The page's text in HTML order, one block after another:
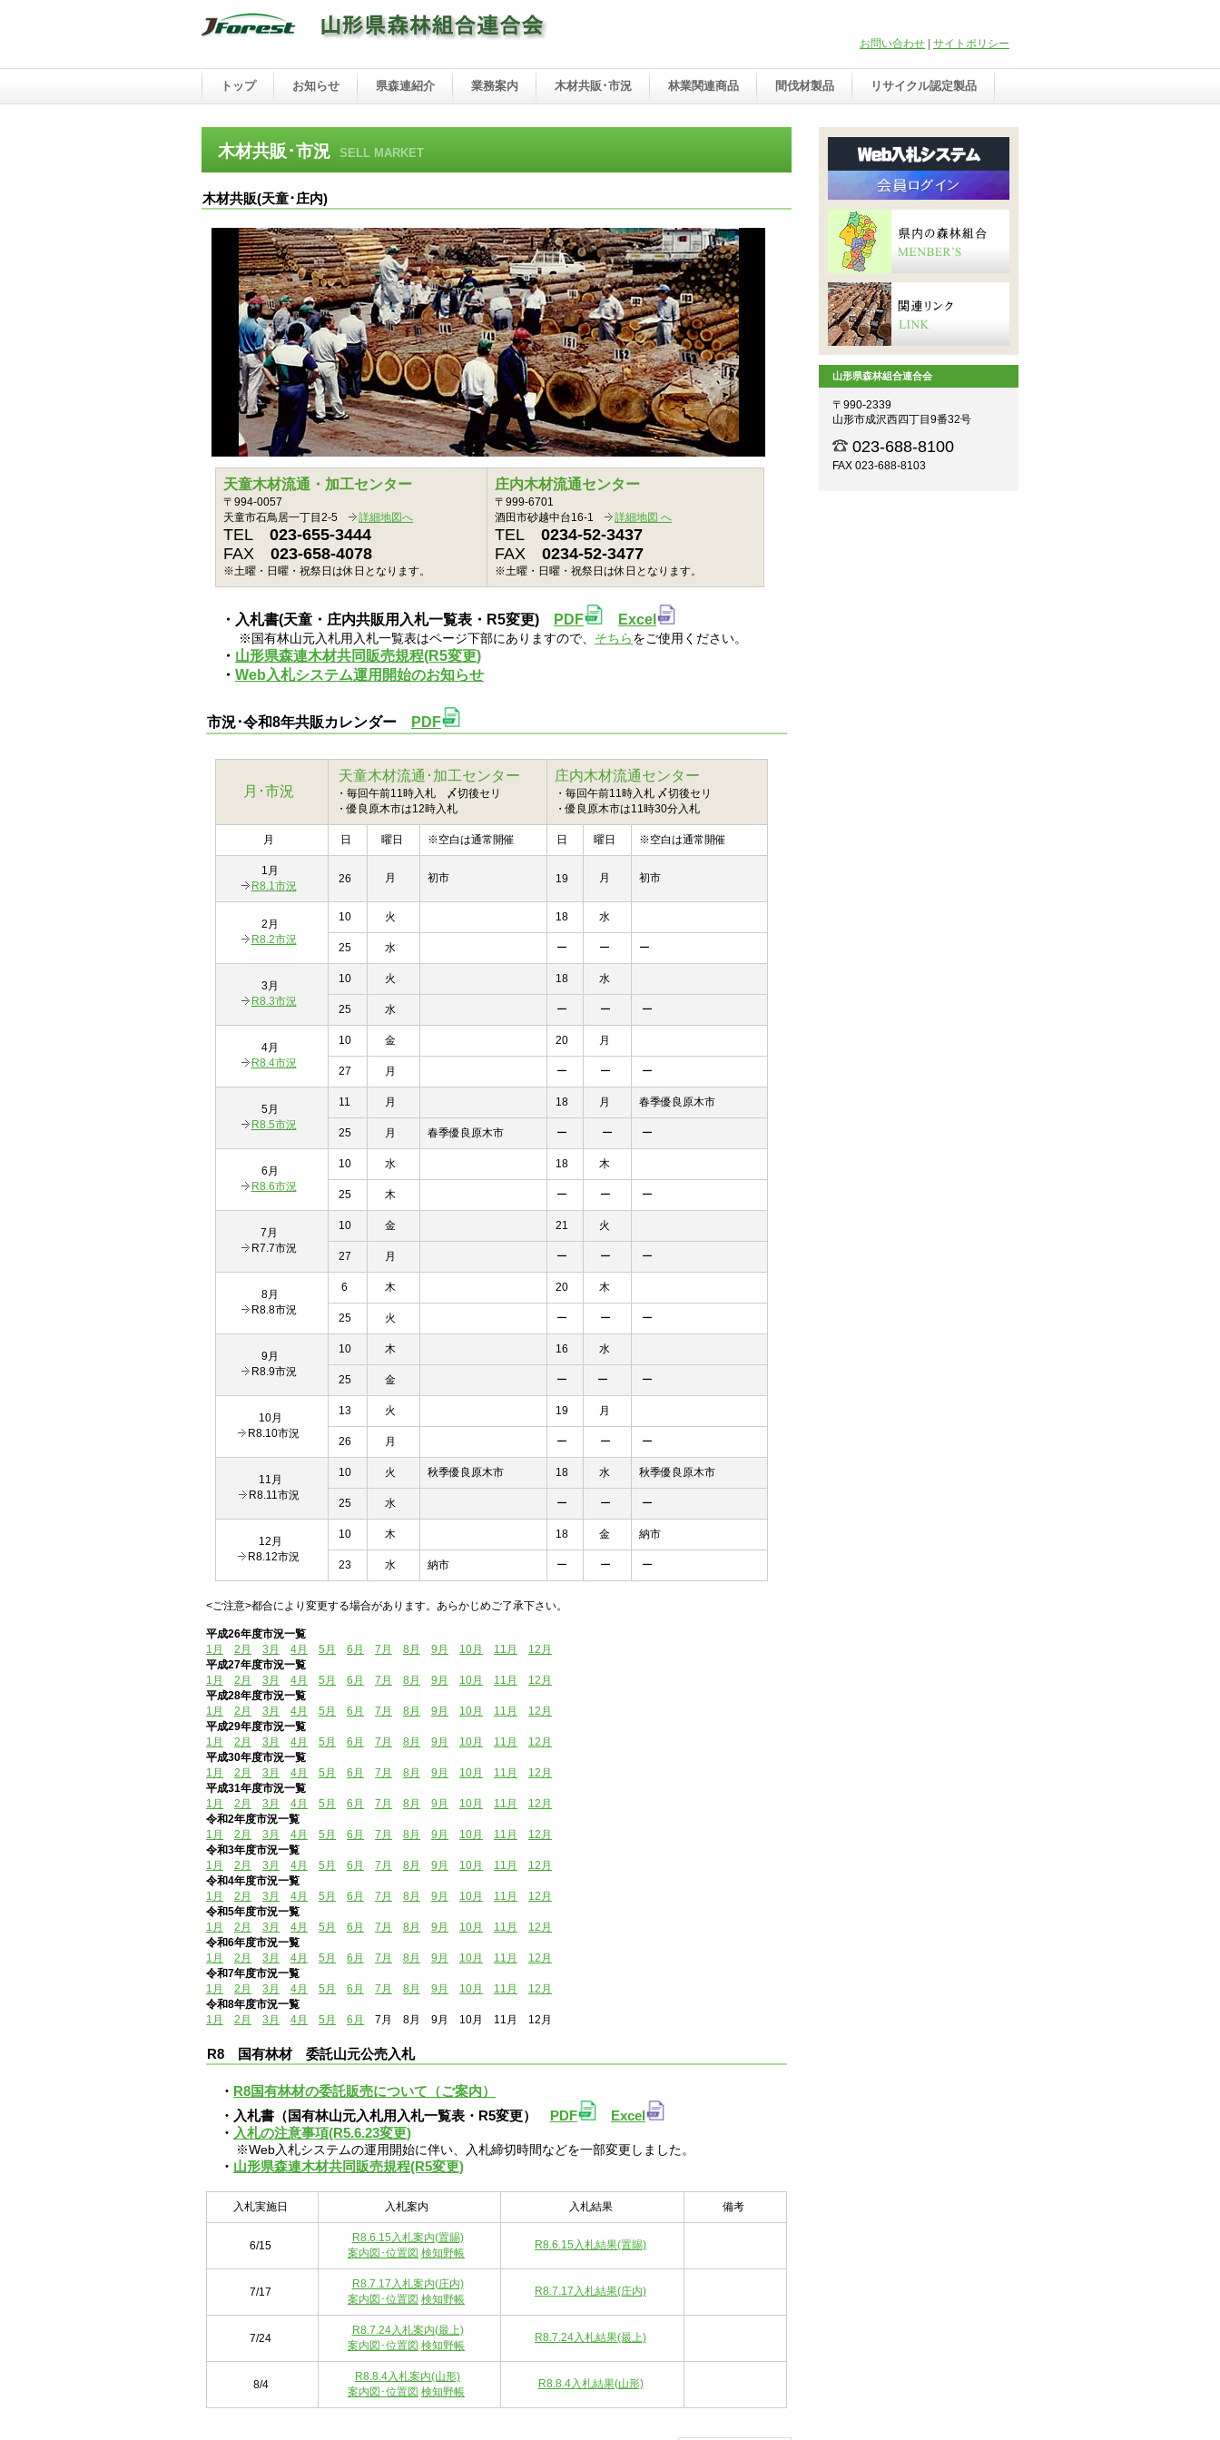
お問い合わせ サイトポリシー
木材共販･市況 SELL MARKET
木材共販(天童･庄内)
天童木材流通・加工センター
〒994-0057
天童市石鳥居一丁目2-5
詳細地図へ
TEL 023-655-3444
FAX 023-658-4078
※土曜・日曜・祝祭日は休日となります。
庄内木材流通センター
〒999-6701
酒田市砂越中台16-1
詳細地図 へ
TEL 0234-52-3437
FAX 0234-52-3477
※土曜・日曜・祝祭日は休日となります。
・入札書(天童・庄内共販用入札一覧表・R5変更) PDF Excel
※国有林山元入札用入札一覧表はページ下部にありますので、 そちらをご使用ください。
・ 山形県森連木材共同販売規程(R5変更)
・ Web入札システム運用開始のお知らせ
市況･令和8年共販カレンダー PDF
月･市況
天童木材流通･加工センター
・毎回午前11時入札 〆切後セリ
・優良原木市は12時入札
庄内木材流通センター
・毎回午前11時入札 〆切後セリ
・優良原木市は11時30分入札
月 日 曜日 ※空白は通常開催 日 曜日 ※空白は通常開催
1月
R8.1市況
26 月 初市 19 月 初市
2月
R8.2市況
10 火 18 水
25 水 ー ー ー
3月
R8.3市況
10 火 18 水
25 水 ー ー ー
4月
R8.4市況
10 金 20 月
27 月 ー ー ー
5月
R8.5市況
11 月 18 月 春季優良原木市
25 月 春季優良原木市 ー ー ー
6月
R8.6市況
10 水 18 木
25 木 ー ー ー
7月
R7.7市況
10 金 21 火
27 月 ー ー ー
8月
R8.8市況
6 木 20 木
25 火 ー ー ー
9月
R8.9市況
10 木 16 水
25 金 ー ー ー
10月
R8.10市況
13 火 19 月
26 月 ー ー ー
11月
R8.11市況
10 火 秋季優良原木市 18 水 秋季優良原木市
25 水 ー ー ー
12月
R8.12市況
10 木 18 金 納市
23 水 納市 ー ー ー
<ご注意>都合により変更する場合があります。あらかじめご了承下さい。
平成26年度市況一覧
1月
2月 3月 4月 5月 6月 7月 8月 9月 10月 11月
12月
平成27年度市況一覧
1月
2月 3月 4月 5月 6月 7月 8月 9月 10月 11月
12月
平成28年度市況一覧
1月
2月 3月 4月 5月 6月 7月 8月 9月 10月 11月
12月
平成29年度市況一覧
1月
2月 3月 4月 5月 6月 7月 8月 9月 10月 11月
12月
平成30年度市況一覧
1月
2月 3月 4月 5月 6月 7月 8月 9月 10月 11月
12月
平成31年度市況一覧
1月
2月 3月 4月 5月 6月 7月 8月 9月 10月 11月
12月
令和2年度市況一覧
1月
2月 3月 4月 5月 6月 7月 8月 9月 10月 11月
12月
令和3年度市況一覧
1月
2月 3月 4月 5月 6月 7月 8月 9月 10月 11月
12月
令和4年度市況一覧
1月
2月 3月 4月 5月 6月 7月 8月 9月 10月 11月
12月
令和5年度市況一覧
1月
2月 3月 4月 5月 6月 7月 8月 9月 10月 11月
12月
令和6年度市況一覧
1月
2月 3月 4月 5月 6月 7月 8月 9月 10月 11月
12月
令和7年度市況一覧
1月
2月 3月 4月 5月 6月 7月 8月 9月 10月 11月
12月
令和8年度市況一覧
1月
2月 3月 4月 5月 6月 7月 8月 9月 10月 11月 12月
R8 国有林材 委託山元公売入札
・ R8国有林材の委託販売について（ご案内）
・入札書（国有林山元入札用入札一覧表・R5変更）
PDF
Excel
・ 入札の注意事項(R5.6.23変更)
※Web入札システムの運用開始に伴い、入札締切時間などを一部変更しました。
・ 山形県森連木材共同販売規程(R5変更)
入札実施日 入札案内 入札結果 備考
6/15
R8.6.15入札案内(置賜)
案内図･位置図 検知野帳
R8.6.15入札結果(置賜)
7/17
R8.7.17入札案内(庄内)
案内図･位置図 検知野帳
R8.7.17入札結果(庄内)
7/24
R8.7.24入札案内(最上)
案内図･位置図 検知野帳
R8.7.24入札結果(最上)
8/4
R8.8.4入札案内(山形)
案内図･位置図 検知野帳
R8.8.4入札結果(山形)
トップ お知らせ 県森連紹介 業務案内 木材共販･市況 林業関連商品 間伐材製品 リサイクル認定製品
山形県森林組合連合会
〒990-2339
山形市成沢西四丁目9番32号
023-688-8100
FAX 023-688-8103